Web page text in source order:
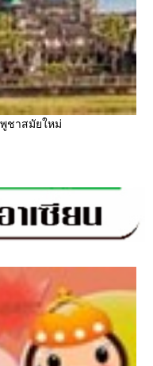
ชาสมัยใหม่